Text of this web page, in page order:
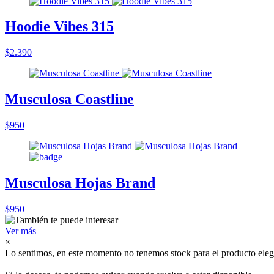
Hoodie Vibes 315
$2.390
Musculosa Coastline
$950
Musculosa Hojas Brand
$950
Ver más
×
Lo sentimos, en este momento no tenemos stock para el producto